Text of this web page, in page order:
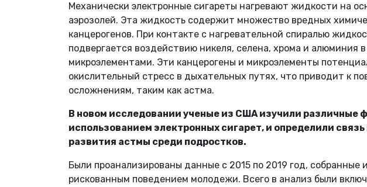
Механически электронные сигареты нагревают жидкости на
аэрозолей. Эта жидкость содержит множество вредных
канцерогенов. При контакте с нагревательной спиралью
подвергается воздействию никеля, селена, хрома и алюминия
микроэлементами. Эти канцерогены и микроэлементы
окислительный стресс в дыхательных путях, что приводит к
осложнениям, таким как астма.
В новом исследовании ученые из США изучили различные
использованием электронных сигарет, и определили
развития астмы среди подростков.
Были проанализированы данные с 2015 по 2019 год,
рискованным поведением молодежи. Всего в анализ были